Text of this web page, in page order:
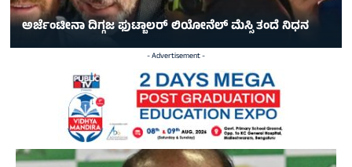
ಅರ್ಜೆಂಟೀನಾ ದಿಗ್ಗಜ ಫುಟ್ಬಾಲರ್‌ ಲಿಯೋನೆಲ್‌ ಮೆಸ್ಸಿ ತಂದೆ ನಿಧನ
- Advertisement -